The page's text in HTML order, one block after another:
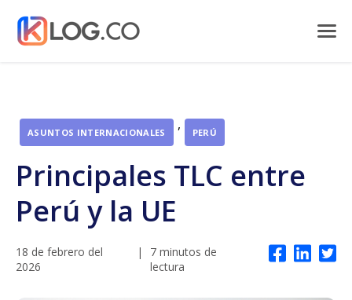
ASUNTOS INTERNACIONALES , PERÚ
Principales TLC entre
Perú y la UE
18 de febrero del
2026
|
7 minutos de
lectura